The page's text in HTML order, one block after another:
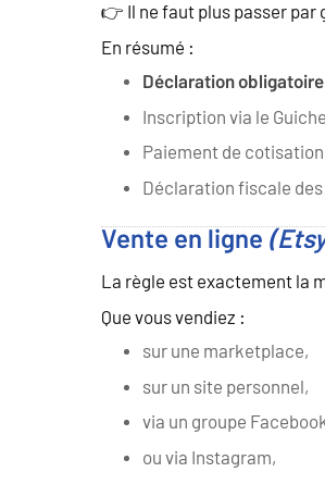
👉 Il ne faut plus passer
En résumé :
Déclaration
Inscription via le
Paiement de
Déclaration fiscale
Vente en ligne
La règle est exactement la
Que vous vendiez :
sur une marketplace,
sur un site personnel,
via un groupe
ou via Instagram,